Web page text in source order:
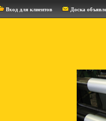
Вход для клиентов Доска